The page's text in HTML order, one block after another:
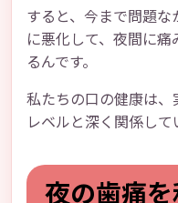
すると、今まで問題
に悪化して、夜間に
るんです。
私たちの口の健康は
レベルと深く関係して
夜の歯痛